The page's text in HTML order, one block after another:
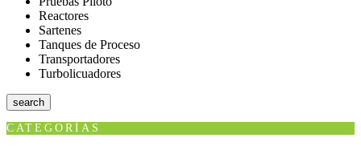
Reactores
Sartenes
Tanques de Proceso
Transportadores
Turbolicuadores
search
CATEGORÍAS